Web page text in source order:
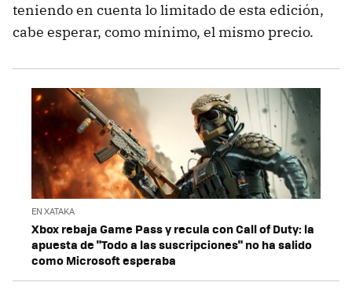
teniendo en cuenta lo limitado de esta edición,
cabe esperar, como mínimo, el mismo precio.
EN XATAKA
Xbox rebaja Game Pass y recula con Call of Duty: la
apuesta de "Todo a las suscripciones" no ha salido
como Microsoft esperaba